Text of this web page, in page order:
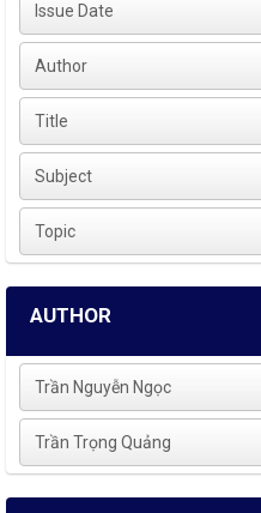
Issue Date
Author
Title
Subject
Topic
AUTHOR
Trần Nguyễn Ngọc
Trần Trọng Quảng